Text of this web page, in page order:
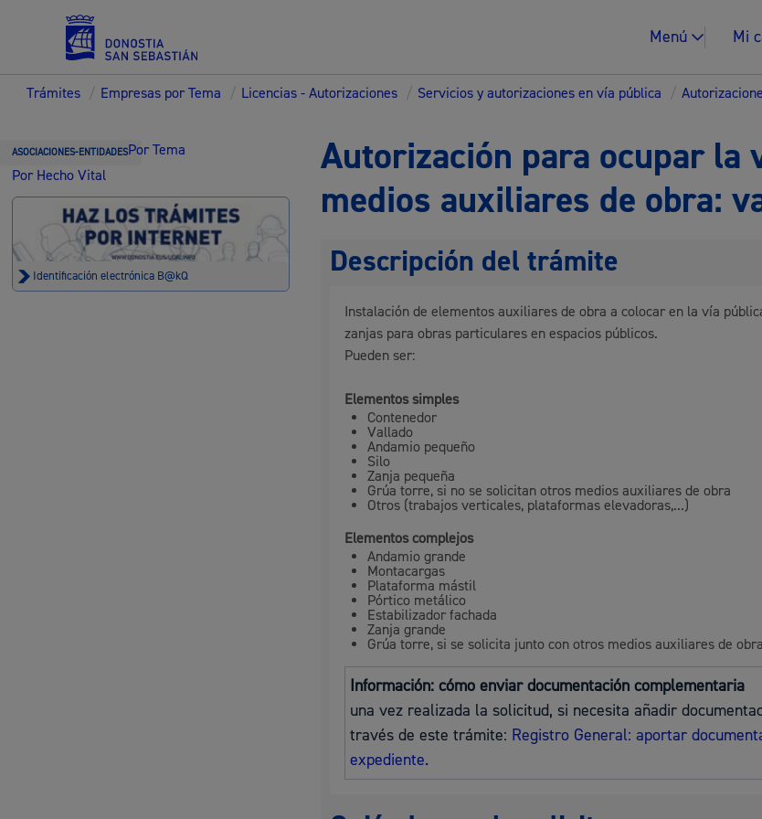
Menú Mi
Servicios
Padrón y asuntos personales
Seguridad ciudadana y emergencias
Salud Pública, animales y consumo Desarrollo
Igualdad,
Trámites / Empresas por Tema / Licencias - Autorizaciones / Servicios y autorizaciones en vía pública /
ASOCIACIONES-ENTIDADESPor Tema
Por Hecho Vital
Identificación electrónica B@kQ
Autorización para ocupar la
medios auxiliares de obra:
Descripción del trámite
Instalación de elementos auxiliares de obra a colocar en la vía
zanjas para obras particulares en espacios públicos.
Pueden ser:
Elementos simples
Contenedor
Vallado
Andamio pequeño
Silo
Zanja pequeña
Grúa torre, si no se solicitan otros medios auxiliares de obra
Otros (trabajos verticales, plataformas elevadoras,...)
Elementos complejos
Andamio grande
Montacargas
Plataforma mástil
Pórtico metálico
Estabilizador fachada
Zanja grande
Grúa torre, si se solicita junto con otros medios auxiliares de obra
Información: cómo enviar documentación complementaria
una vez realizada la solicitud, si necesita añadir
través de este trámite: Registro General: aportar
expediente.